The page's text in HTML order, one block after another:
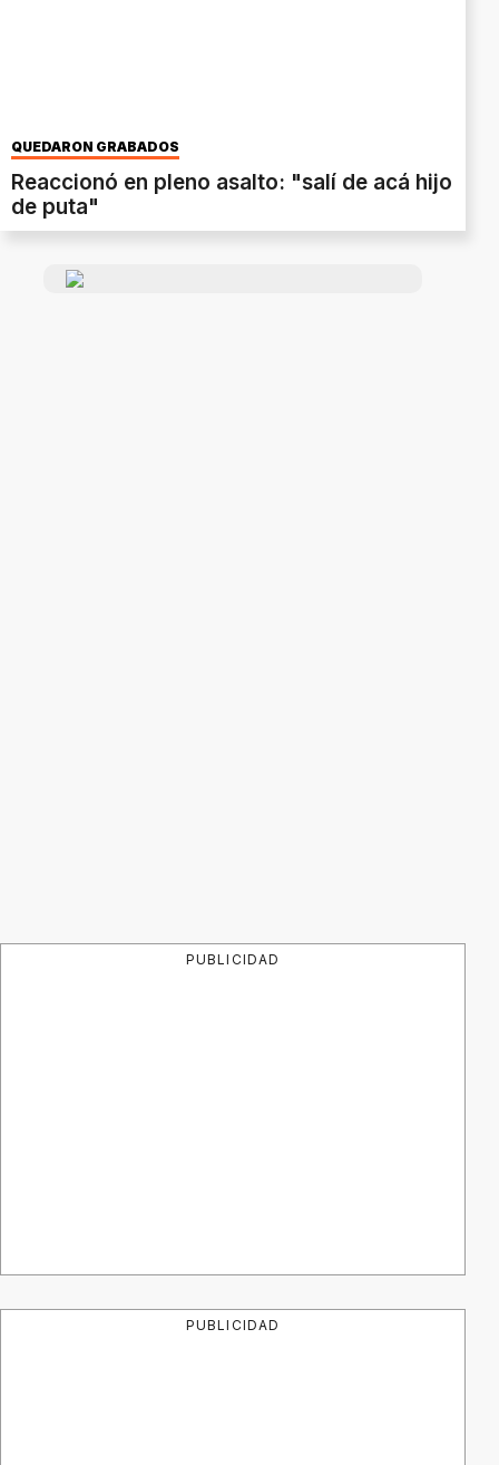
QUEDARON GRABADOS
Reaccionó en pleno asalto: "salí de acá hijo
de puta"
PUBLICIDAD
PUBLICIDAD